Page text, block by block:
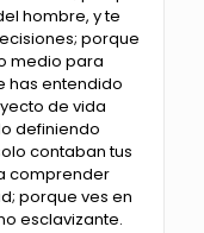
hombre, y te
porque
medio para
has entendido
de vida
definiendo
contaban tus
comprender
porque ves en
esclavizante.